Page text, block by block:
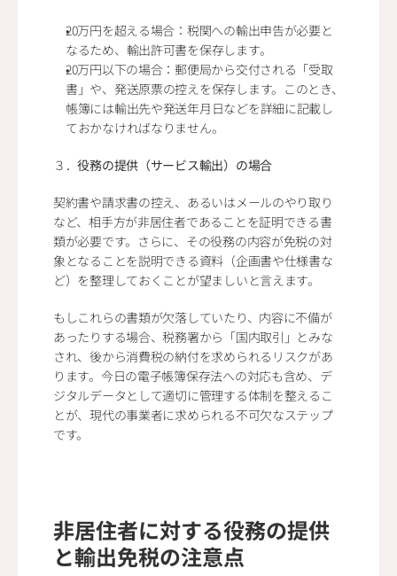
20万円を超える場合：税関への輸出申告が必要と
なるため、輸出許可書を保存します。
20万円以下の場合：郵便局から交付される「受取
書」や、発送原票の控えを保存します。このとき、
帳簿には輸出先や発送年月日などを詳細に記載し
ておかなければなりません。
３．役務の提供（サービス輸出）の場合
契約書や請求書の控え、あるいはメールのやり取り
など、相手方が非居住者であることを証明できる書
類が必要です。さらに、その役務の内容が免税の対
象となることを説明できる資料（企画書や仕様書な
ど）を整理しておくことが望ましいと言えます。
もしこれらの書類が欠落していたり、内容に不備が
あったりする場合、税務署から「国内取引」とみな
され、後から消費税の納付を求められるリスクがあ
ります。今日の電子帳簿保存法への対応も含め、デ
ジタルデータとして適切に管理する体制を整えるこ
とが、現代の事業者に求められる不可欠なステップ
です。
非居住者に対する役務の提供
と輸出免税の注意点